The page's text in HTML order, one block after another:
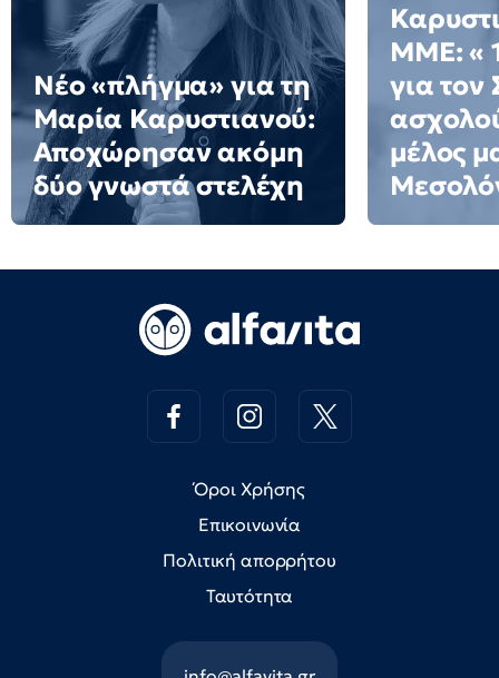
Νέο «πλήγμα» για τη
Μαρία Καρυστιανού:
Αποχώρησαν ακόμη
δύο γνωστά στελέχη
ΜΜΕ: «
για τον
μέλος
Όροι Χρήσης
Επικοινωνία
Πολιτική απορρήτου
Ταυτότητα